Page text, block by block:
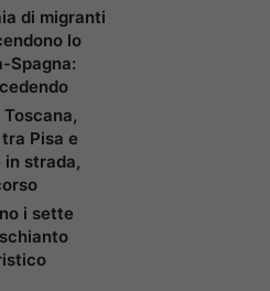
di migranti
lo
Spagna:
Pisa e
in strada,
i sette